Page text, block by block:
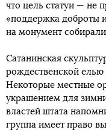
что цель статуи — не
«поддержка доброты
на монумент
Сатанинская
рождественской елью
Некоторые местные
украшением для
властей штата
группа имеет право